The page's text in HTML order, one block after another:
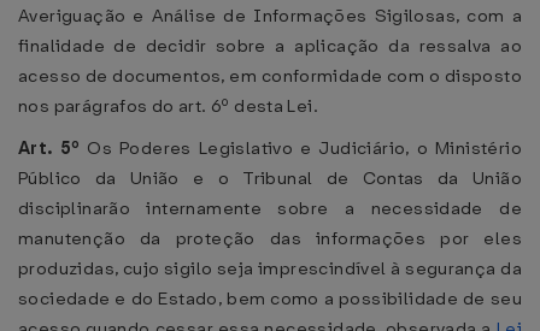
Averiguação e Análise de Informações Sigilosas, com a
finalidade de decidir sobre a aplicação da ressalva ao
acesso de documentos, em conformidade com o disposto
nos parágrafos do art. 6º desta Lei.
Art. 5º Os Poderes Legislativo e Judiciário, o Ministério
Público da União e o Tribunal de Contas da União
disciplinarão internamente sobre a necessidade de
manutenção da proteção das informações por eles
produzidas, cujo sigilo seja imprescindível à segurança da
sociedade e do Estado, bem como a possibilidade de seu